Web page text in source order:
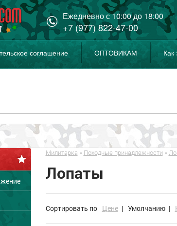
Ежедневно с 10:00 до 18:00
+7 (977) 822-47-00
соглашение ОПТОВИКАМ Как
Милитарка » Походные принадлежности »
Лопаты
Сортировать по Цене | Умолчанию |